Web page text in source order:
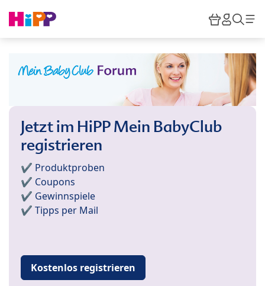
HiPP
Jetzt im HiPP Mein BabyClub
registrieren
✔️ Produktproben
✔️ Coupons
✔️ Gewinnspiele
✔️ Tipps per Mail
Kostenlos registrieren